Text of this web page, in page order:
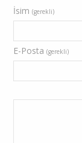
İsim (gerekli)
E-Posta (gerekli)